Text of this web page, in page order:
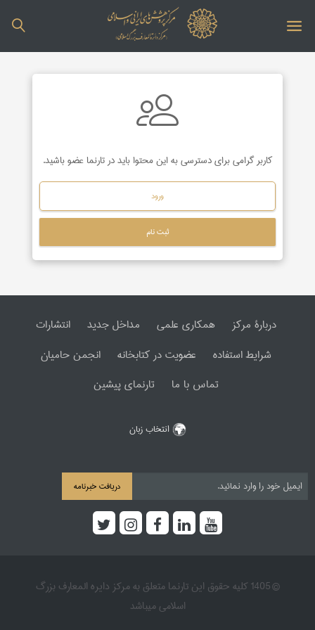
کاربر گرامی برای دسترسی به این محتوا باید در تارنما عضو باشید.
ورود
ثبت نام
دربارۀ مرکز همکاری علمی مداخل جدید
انتشارات
شرایط استفاده
عضویت در کتابخانه
انجمن حامیان
تماس با ما
تارنمای پیشین
انتخاب زبان
دریافت خبرنامه
© 1405 کلیه حقوق این تارنما متعلق به مرکز دایره المعارف بزرگ
اسلامی میباشد